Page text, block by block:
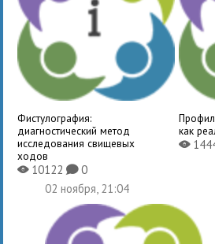
Фистулография:
диагностический метод
исследования свищевых
ходов
X10122K0
как
X
02 ноября, 21:04